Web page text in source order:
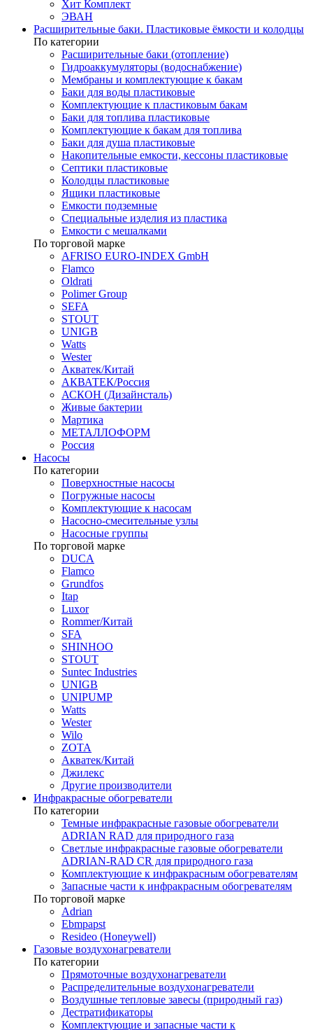
Хит Комплект
ЭВАН
Расширительные баки. Пластиковые ёмкости и колодцы
По категории
Расширительные баки (отопление)
Гидроаккумуляторы (водоснабжение)
Мембраны и комплектующие к бакам
Баки для воды пластиковые
Комплектующие к пластиковым бакам
Баки для топлива пластиковые
Комплектующие к бакам для топлива
Баки для душа пластиковые
Накопительные емкости, кессоны пластиковые
Септики пластиковые
Колодцы пластиковые
Ящики пластиковые
Емкости подземные
Специальные изделия из пластика
Емкости с мешалками
По торговой марке
AFRISO EURO-INDEX GmbH
Flamco
Oldrati
Polimer Group
SEFA
STOUT
UNIGB
Watts
Wester
Акватек/Китай
АКВАТЕК/Россия
АСКОН (Дизайнсталь)
Живые бактерии
Мартика
МЕТАЛЛОФОРМ
Россия
Насосы
По категории
Поверхностные насосы
Погружные насосы
Комплектующие к насосам
Насосно-смесительные узлы
Насосные группы
По торговой марке
DUCA
Flamco
Grundfos
Itap
Luxor
Rommer/Китай
SFA
SHINHOO
STOUT
Suntec Industries
UNIGB
UNIPUMP
Watts
Wester
Wilo
ZOTA
Акватек/Китай
Джилекс
Другие производители
Инфракрасные обогреватели
По категории
Темные инфракрасные газовые обогреватели
ADRIAN RAD для природного газа
Светлые инфракрасные газовые обогреватели
ADRIAN-RAD CR для природного газа
Комплектующие к инфракрасным обогревателям
Запасные части к инфракрасным обогревателям
По торговой марке
Adrian
Ebmpapst
Resideo (Honeywell)
Газовые воздухонагреватели
По категории
Прямоточные воздухонагреватели
Распределительные воздухонагреватели
Воздушные тепловые завесы (природный газ)
Дестратификаторы
Комплектующие и запасные части к